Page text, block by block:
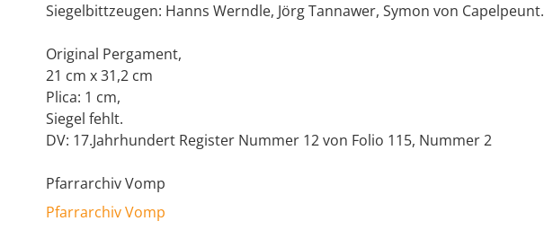
Siegelbittzeugen: Hanns Werndle, Jörg Tannawer, Symon von Capelpeunt.
Original Pergament,
21 cm x 31,2 cm
Plica: 1 cm,
Siegel fehlt.
DV: 17.Jahrhundert Register Nummer 12 von Folio 115, Nummer 2
Pfarrarchiv Vomp
Pfarrarchiv Vomp